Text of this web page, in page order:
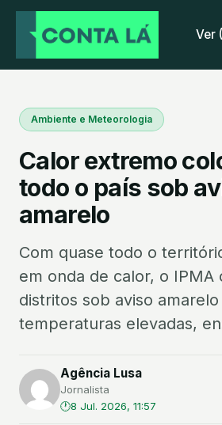
Ver
Ambiente e Meteorologia
Calor extremo
todo o país sob
amarelo
Com quase todo o
em onda de calor, o IPMA
distritos sob aviso
temperaturas elevadas,
Agência Lusa
Jornalista
8 Jul. 2026, 11:57